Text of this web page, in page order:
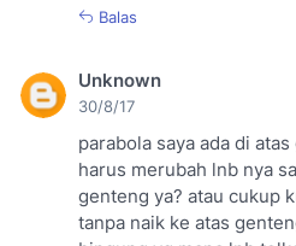
Balas
Unknown
30/8/17
parabola saya ada di
harus merubah lnb nya
genteng ya? atau cukup
tanpa naik ke atas